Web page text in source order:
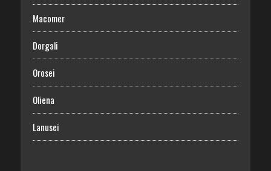
Macomer
Dorgali
Orosei
Oliena
Lanusei